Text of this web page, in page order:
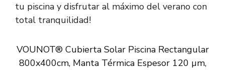
tu piscina y disfrutar al máximo del verano con
total tranquilidad!
VOUNOT® Cubierta Solar Piscina Rectangular
800x400cm, Manta Térmica Espesor 120 µm,